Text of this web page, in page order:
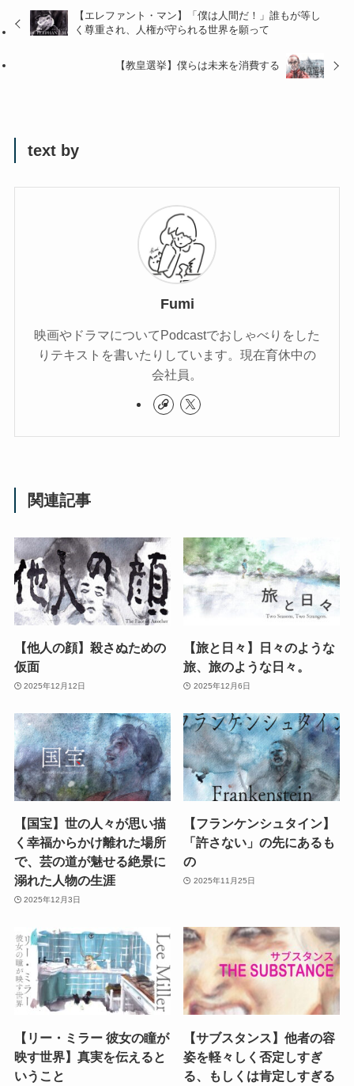
【エレファント・マン】「僕は人間だ！」誰もが等し
く尊重され、人権が守られる世界を願って
【教皇選挙】僕らは未来を消費する
text by
Fumi
映画やドラマについてPodcastでおしゃべりをした
りテキストを書いたりしています。現在育休中の
会社員。
関連記事
【他人の顔】殺さぬための
仮面
2025年12月12日
【旅と日々】日々のような
旅、旅のような日々。
2025年12月6日
【国宝】世の人々が思い描
く幸福からかけ離れた場所
で、芸の道が魅せる絶景に
溺れた人物の生涯
2025年12月3日
【フランケンシュタイン】
「許さない」の先にあるも
の
2025年11月25日
【リー・ミラー 彼女の瞳が
映す世界】真実を伝えると
いうこと
【サブスタンス】他者の容
姿を軽々しく否定しすぎ
る、もしくは肯定しすぎる